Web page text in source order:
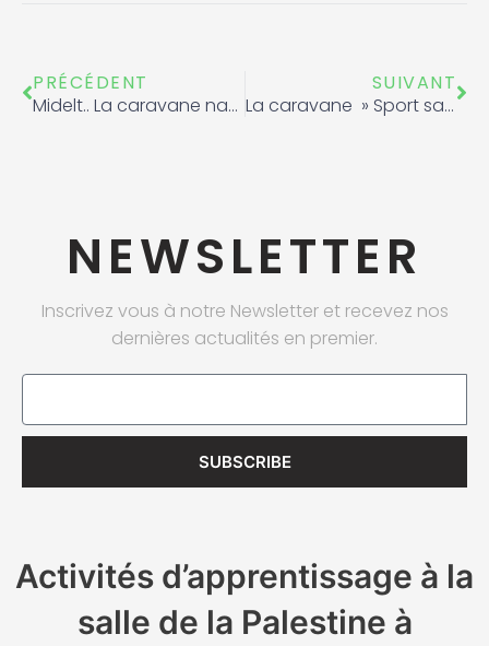
Précédent
PRÉCÉDENT
Midelt.. La caravane nationale « Sport sans dopage »
SUIVANT
La caravane » Sport sans dopage » en train de sillonner la région de Draa Tafilalet en provenance de Tinghir vers Zagora
NEWSLETTER
Inscrivez vous à notre Newsletter et recevez nos
dernières actualités en premier.
Email
SUBSCRIBE
Activités d’apprentissage à la
salle de la Palestine à